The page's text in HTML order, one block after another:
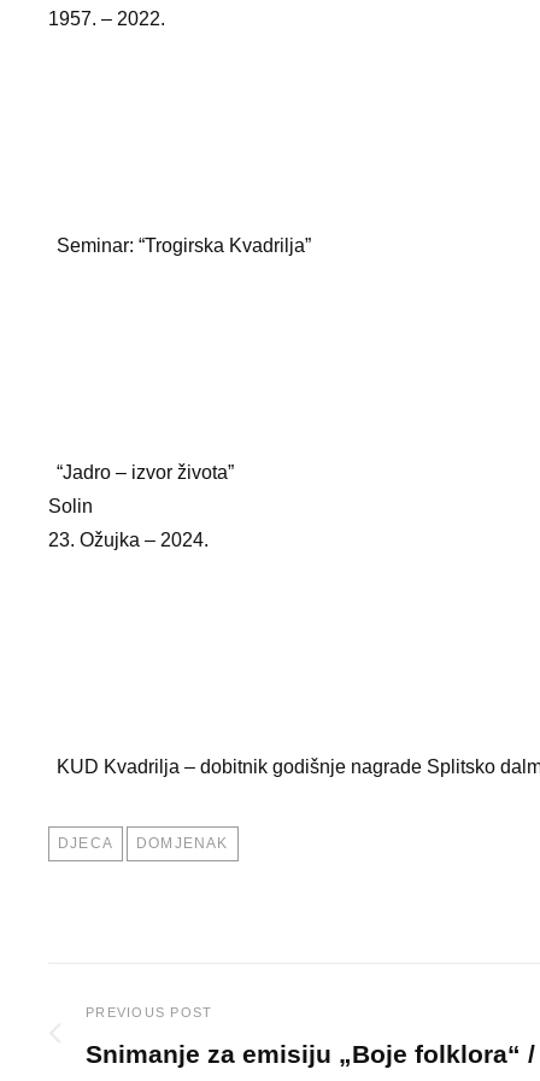
1957. – 2022.
Seminar: “Trogirska Kvadrilja”
“Jadro – izvor života”
Solin
23. Ožujka – 2024.
KUD Kvadrilja – dobitnik godišnje nagrade Splitsko
TAGS
DJECA DOMJENAK
Post
PREVIOUS POST
Snimanje za emisiju „Boje folklora“ /